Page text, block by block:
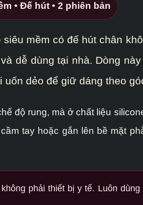
• Đế hút • 2 phiên bản
mềm có đế hút chân
dễ dùng tại nhà. Dòng
dẻo để giữ dáng theo
độ rung, mà ở chất liệu
tay hoặc gắn lên bề mặt
phải thiết bị y tế. Luôn